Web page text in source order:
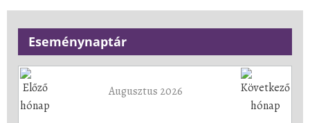
Eseménynaptár
Augusztus 2026